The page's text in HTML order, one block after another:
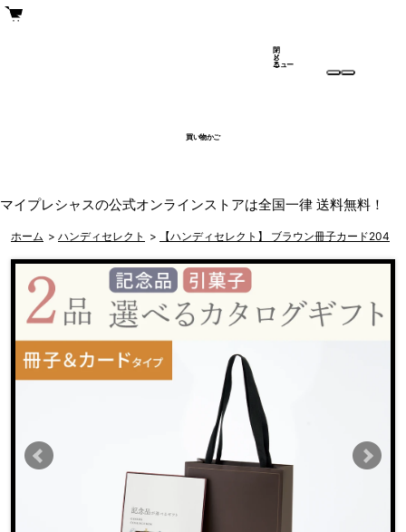
買い物かご
メ
ニュー
閉
じ
る
マイプレシャスの公式オンラインストアは全国一律 送料無料！
ホーム > ハンディセレクト > 【ハンディセレクト】 ブラウン冊子カード204